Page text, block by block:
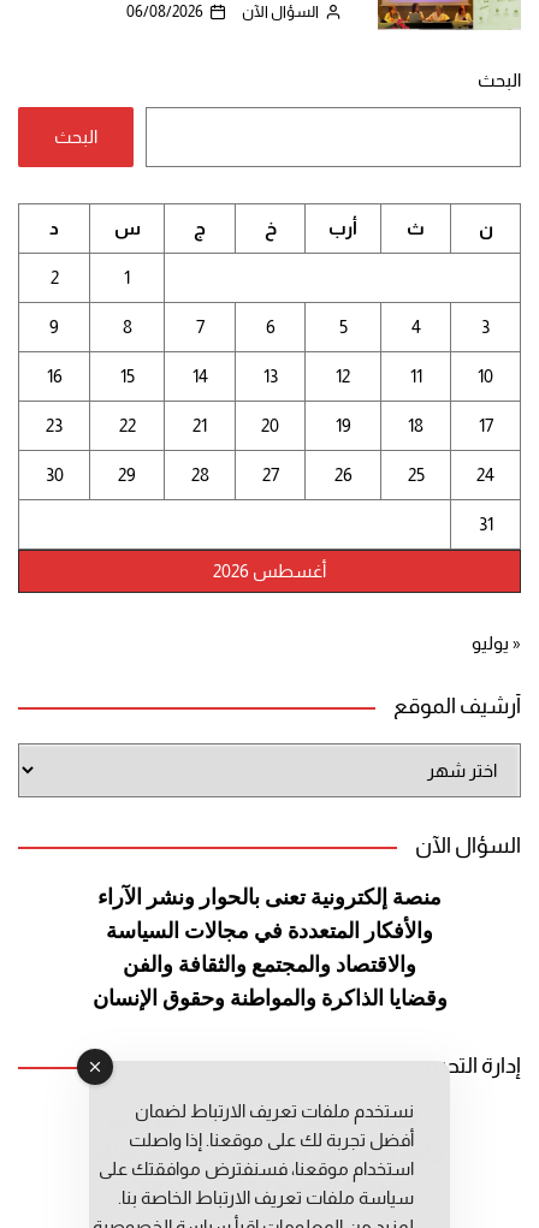
السؤال الآن 06/08/2026
البحث
البحث
أغسطس 2026
ن ث أرب خ ج س د
1
2
3
4
5
6
7
8
9
10
11
12
13
14
15
16
17
18
19
20
21
22
23
24
25
26
27
28
29
30
31
« يوليو
أرشيف الموقع
الموقع
السؤال الآن
منصة إلكترونية تعنى بالحوار ونشر الآراء
والأفكار المتعددة في مجالات السياسة
والاقتصاد والمجتمع والثقافة والفن
وقضايا الذاكرة والمواطنة وحقوق الإنسان
إدارة التحرير
رئيس التحرير: عبد الرحيم التوراني
رئيس التحرير المساعد: المعطي قبال
مديرة التحرير: فاطمة حوحو
نستخدم ملفات تعريف الارتباط لضمان
أفضل تجربة لك على موقعنا. إذا واصلت
استخدام موقعنا، فسنفترض موافقتك على
سياسة ملفات تعريف الارتباط الخاصة بنا.